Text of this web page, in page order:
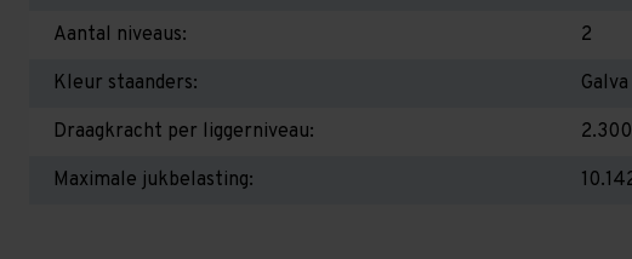
Aantal niveaus:
2
Kleur staanders:
Galva
Draagkracht per liggerniveau:
Maximale jukbelasting: